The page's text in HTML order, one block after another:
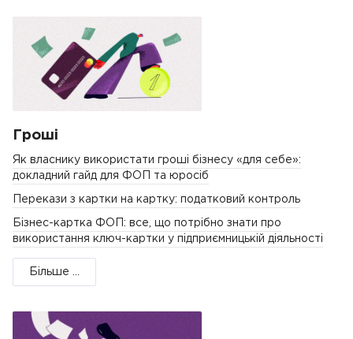
Гроші
Як власнику використати гроші бізнесу «для себе»:
докладний гайд для ФОП та юросіб
Перекази з картки на картку: податковий контроль
Бізнес-картка ФОП: все, що потрібно знати про
використання ключ-картки у підприємницькій діяльності
Більше ...